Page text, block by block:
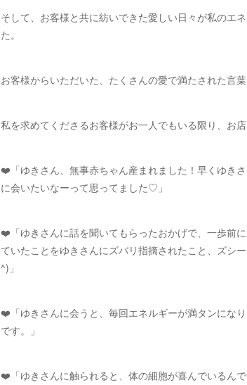
そして、お客様と共に紡いできた愛しい日々が私のエ
た。
お客様からいただいた、たくさんの愛で満たされた言
私を求めてくださるお客様がお一人でもいる限り、お
❤️「ゆきさん、無事赤ちゃん産まれました！早くゆき
に会いたいなーって思ってました♡」
❤️「ゆきさんに話を聞いてもらったおかげで、一歩前
ていたことをゆきさんにズバリ指摘されたこと、ズシ
^)」
❤️「ゆきさんに会うと、毎回エネルギーが満タンにな
です。」
❤️「ゆきさんに触られると、体の細胞が喜んでいるん